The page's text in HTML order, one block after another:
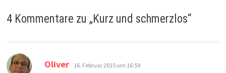
4 Kommentare zu „Kurz und schmerzlos“
Oliver sagt:
16. Februar 2015 um 16:59